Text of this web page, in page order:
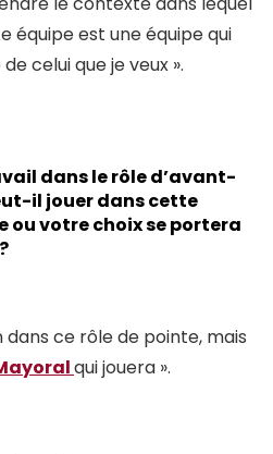
équipe est une équipe qui
celui que je veux ».
dans le rôle d’avant-
il jouer dans cette
ou votre choix se portera
dans ce rôle de pointe, mais
qui jouera ».